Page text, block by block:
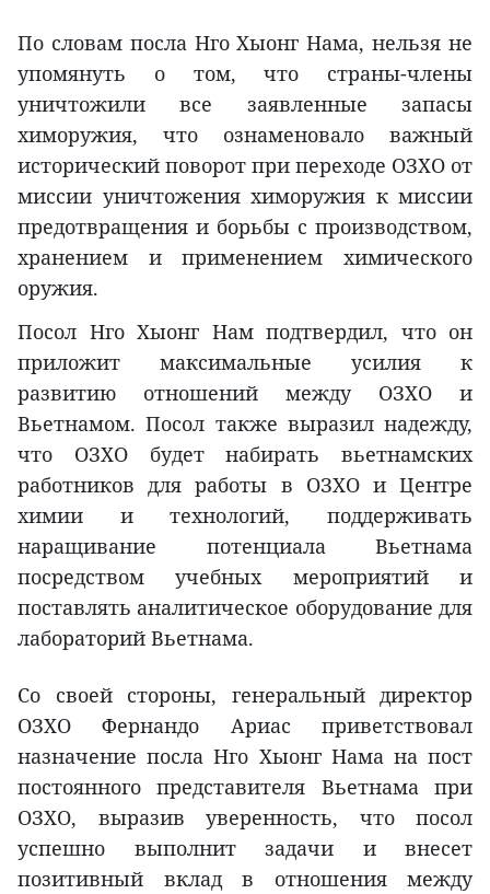
По словам посла Нго Хыонг Нама, нельзя не
упомянуть о том, что страны-члены
уничтожили все заявленные запасы
химоружия, что ознаменовало важный
исторический поворот при переходе ОЗХО от
миссии уничтожения химоружия к миссии
предотвращения и борьбы с производством,
хранением и применением химического
оружия.
Посол Нго Хыонг Нам подтвердил, что он
приложит максимальные усилия к
развитию отношений между ОЗХО и
Вьетнамом. Посол также выразил надежду,
что ОЗХО будет набирать вьетнамских
работников для работы в ОЗХО и Центре
химии и технологий, поддерживать
наращивание потенциала Вьетнама
посредством учебных мероприятий и
поставлять аналитическое оборудование для
лабораторий Вьетнама.
Со своей стороны, генеральный директор
ОЗХО Фернандо Ариас приветствовал
назначение посла Нго Хыонг Нама на пост
постоянного представителя Вьетнама при
ОЗХО, выразив уверенность, что посол
успешно выполнит задачи и внесет
позитивный вклад в отношения между